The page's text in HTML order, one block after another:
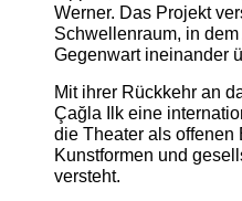
Werner. Das Projekt
Schwellenraum, in
Gegenwart ineinander
Mit ihrer Rückkehr an
Çağla Ilk eine
die Theater als offenen
Kunstformen und
versteht.